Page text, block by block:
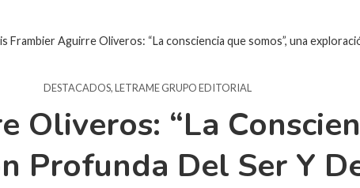
Frambier Aguirre Oliveros: “La consciencia que somos”, una
DESTACADOS,LETRAME GRUPO EDITORIAL
Oliveros: “La
Profunda Del Ser Y